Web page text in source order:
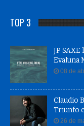
TOP 3
JP
Evaluna
08 de
Claudio
Triunfo
26 de